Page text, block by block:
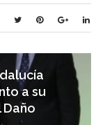
a su